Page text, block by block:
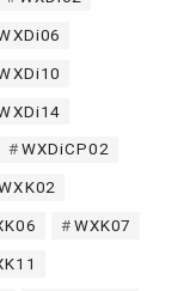
WXDiCP02
WXK07